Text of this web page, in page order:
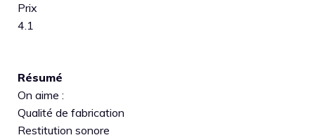
Prix
4.1
Résumé
On aime :
Qualité de fabrication
Restitution sonore